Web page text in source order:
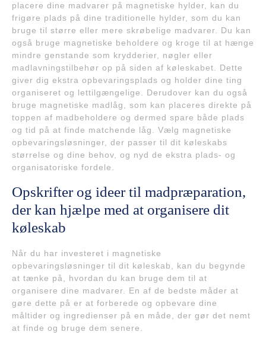
placere dine madvarer på magnetiske hylder, kan du
frigøre plads på dine traditionelle hylder, som du kan
bruge til større eller mere skrøbelige madvarer. Du kan
også bruge magnetiske beholdere og kroge til at hænge
mindre genstande som krydderier, nøgler eller
madlavningstilbehør op på siden af køleskabet. Dette
giver dig ekstra opbevaringsplads og holder dine ting
organiseret og lettilgængelige. Derudover kan du også
bruge magnetiske madlåg, som kan placeres direkte på
toppen af madbeholdere og dermed spare både plads
og tid på at finde matchende låg. Vælg magnetiske
opbevaringsløsninger, der passer til dit køleskabs
størrelse og dine behov, og nyd de ekstra plads- og
organisatoriske fordele.
Opskrifter og ideer til madpræparation,
der kan hjælpe med at organisere dit
køleskab
Når du har investeret i magnetiske
opbevaringsløsninger til dit køleskab, kan du begynde
at tænke på, hvordan du kan bruge dem til at
organisere dine madvarer. En af de bedste måder at
gøre dette på er at forberede og opbevare dine
måltider og ingredienser på en måde, der gør det nemt
at finde og bruge dem senere.